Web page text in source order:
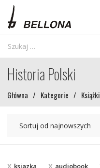
Historia Polski
Główna / Kategorie / Książki
ksiazka audiobook